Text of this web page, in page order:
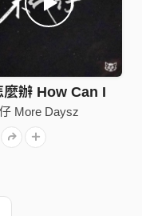
麼辦 How Can I
More Daysz